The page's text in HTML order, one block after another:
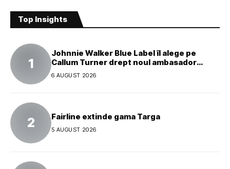
Top Insights
Johnnie Walker Blue Label îl alege pe
Callum Turner drept noul ambasador
global al mărcii
6 AUGUST 2026
Fairline extinde gama Targa
5 AUGUST 2026